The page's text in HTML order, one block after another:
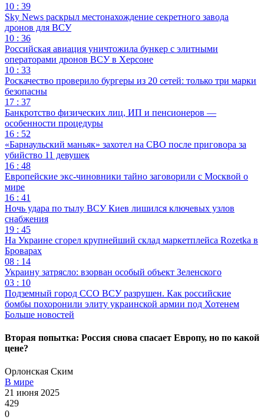
10 : 39
Sky News раскрыл местонахождение секретного завода
дронов для ВСУ
10 : 36
Российская авиация уничтожила бункер с элитными
операторами дронов ВСУ в Херсоне
10 : 33
Роскачество проверило бургеры из 20 сетей: только три марки
безопасны
17 : 37
Банкротство физических лиц, ИП и пенсионеров —
особенности процедуры
16 : 52
«Барнаульский маньяк» захотел на СВО после приговора за
убийство 11 девушек
16 : 48
Европейские экс-чиновники тайно заговорили с Москвой о
мире
16 : 41
Ночь удара по тылу ВСУ Киев лишился ключевых узлов
снабжения
19 : 45
На Украине сгорел крупнейший склад маркетплейса Rozetka в
Броварах
08 : 14
Украину затрясло: взорван особый объект Зеленского
03 : 10
Подземный город ССО ВСУ разрушен. Как российские
бомбы похоронили элиту украинской армии под Хотенем
Больше новостей
Вторая попытка: Россия снова спасает Европу, но по какой
цене?
Орлонская Ским
В мире
21 июня 2025
429
0